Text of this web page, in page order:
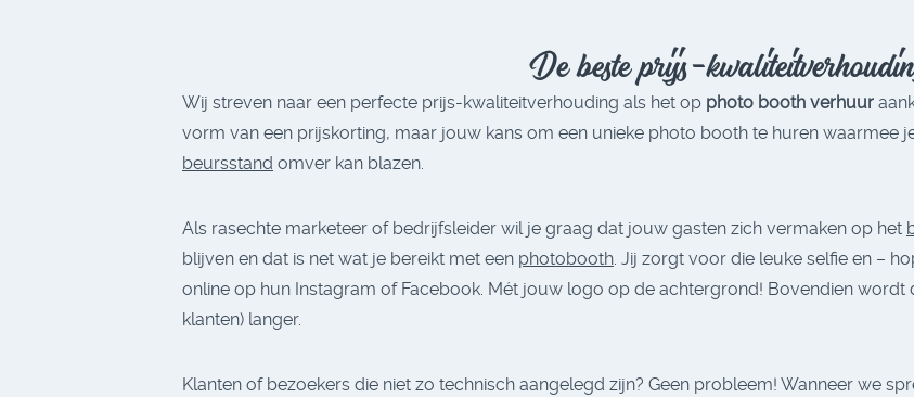
De beste prijs-
Wij streven naar een perfecte prijs-kwaliteitverhouding als het op photo booth verhuur
vorm van een prijskorting, maar jouw kans om een unieke photo booth te huren waarmee
beursstand omver kan blazen.
Als rasechte marketeer of bedrijfsleider wil je graag dat jouw gasten zich vermaken op het
blijven en dat is net wat je bereikt met een photobooth. Jij zorgt voor die leuke selfie en –
online op hun Instagram of Facebook. Mét jouw logo op de achtergrond! Bovendien wordt
klanten) langer.
Klanten of bezoekers die niet zo technisch aangelegd zijn? Geen probleem! Wanneer we